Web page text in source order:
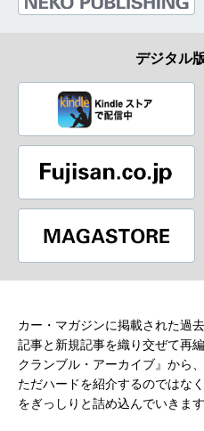
デジタル
カー・マガジンに掲載された過
記事と新規記事を織り交ぜて再
クランブル・アーカイブ』から
ただハードを紹介するのではな
をぎっしりと詰め込んでいきます